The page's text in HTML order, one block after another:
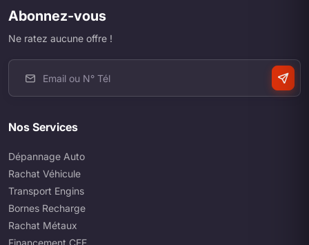
Abonnez-vous
Ne ratez aucune offre !
Nos Services
Dépannage Auto
Rachat Véhicule
Transport Engins
Bornes Recharge
Rachat Métaux
Financement CEE